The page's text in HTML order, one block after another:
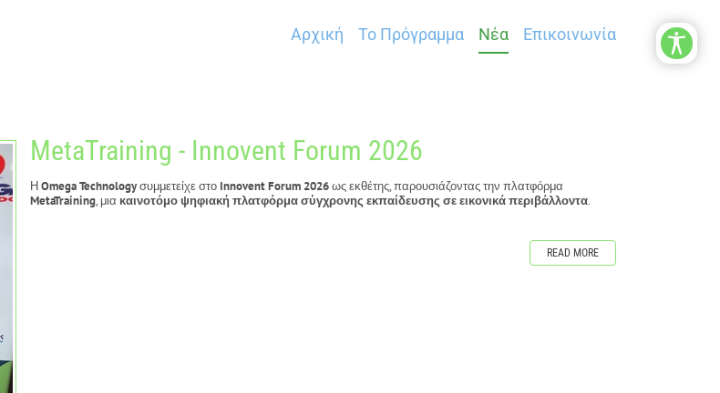
Αρχική Το Πρόγραμμα Νέα Επικοινωνία
MetaTraining - Innovent Forum 2026
ΗOmega Technologyσυμμετείχε στο Innovent Forum 2026ως εκθέτης, παρουσιάζοντας την πλατφόρμα
MetaTraining, μια καινοτόμο ψηφιακή πλατφόρμα σύγχρονης εκπαίδευσης σε εικονικά περιβάλλοντα.
READ MORE